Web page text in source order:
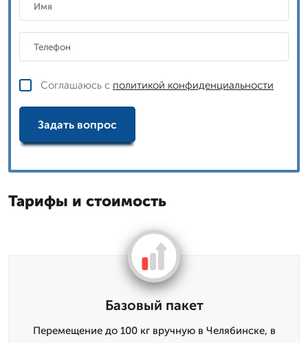
Соглашаюсь с политикой конфиденциальности
Задать вопрос
Тарифы и стоимость
Базовый пакет
Перемещение до 100 кг вручную в Челябинске, в